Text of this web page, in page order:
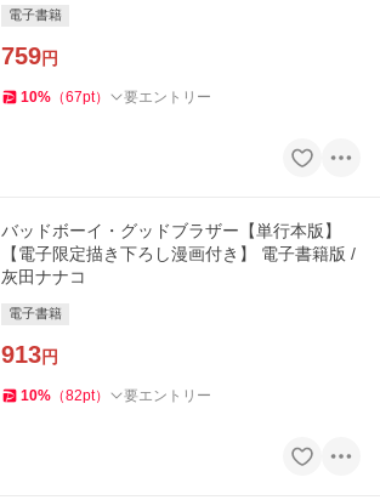
電子書籍
759円
10% （67pt） 要エントリー
バッドボーイ・グッドブラザー【単行本版】
【電子限定描き下ろし漫画付き】 電子書籍版 /
灰田ナナコ
電子書籍
913円
10% （82pt） 要エントリー